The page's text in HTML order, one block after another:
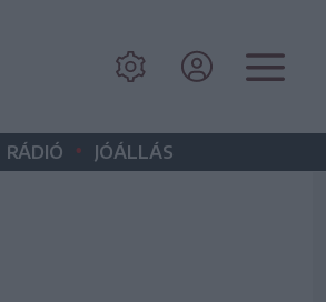
RÁDIÓ • JÓÁLLÁS